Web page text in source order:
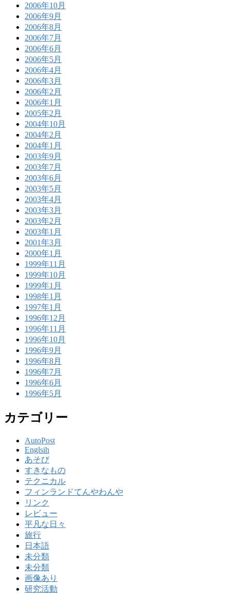
2006年10月
2006年9月
2006年8月
2006年7月
2006年6月
2006年5月
2006年4月
2006年3月
2006年2月
2006年1月
2005年2月
2004年10月
2004年2月
2004年1月
2003年9月
2003年7月
2003年6月
2003年5月
2003年4月
2003年3月
2003年2月
2003年1月
2001年3月
2000年1月
1999年11月
1999年10月
1999年1月
1998年1月
1997年1月
1996年12月
1996年11月
1996年10月
1996年9月
1996年8月
1996年7月
1996年6月
1996年5月
カテゴリー
AutoPost
Englsih
あそび
すきなもの
テクニカル
フィンランドてんやわんや
リンク
レビュー
平凡な日々
旅行
日本語
未分類
未分類
画像あり
研究活動